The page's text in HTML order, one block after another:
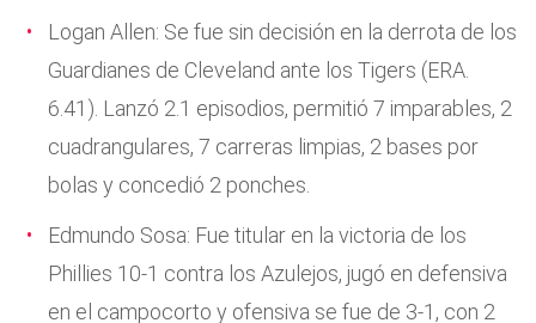
Logan Allen: Se fue sin decisión en la derrota de los
Guardianes de Cleveland ante los Tigers (ERA.
6.41). Lanzó 2.1 episodios, permitió 7 imparables, 2
cuadrangulares, 7 carreras limpias, 2 bases por
bolas y concedió 2 ponches.
Edmundo Sosa: Fue titular en la victoria de los
Phillies 10-1 contra los Azulejos, jugó en defensiva
en el campocorto y ofensiva se fue de 3-1, con 2